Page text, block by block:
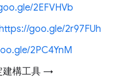
2EFVHVb
goo.gle/2r97FUh
2PC4YnM
建構工具 →